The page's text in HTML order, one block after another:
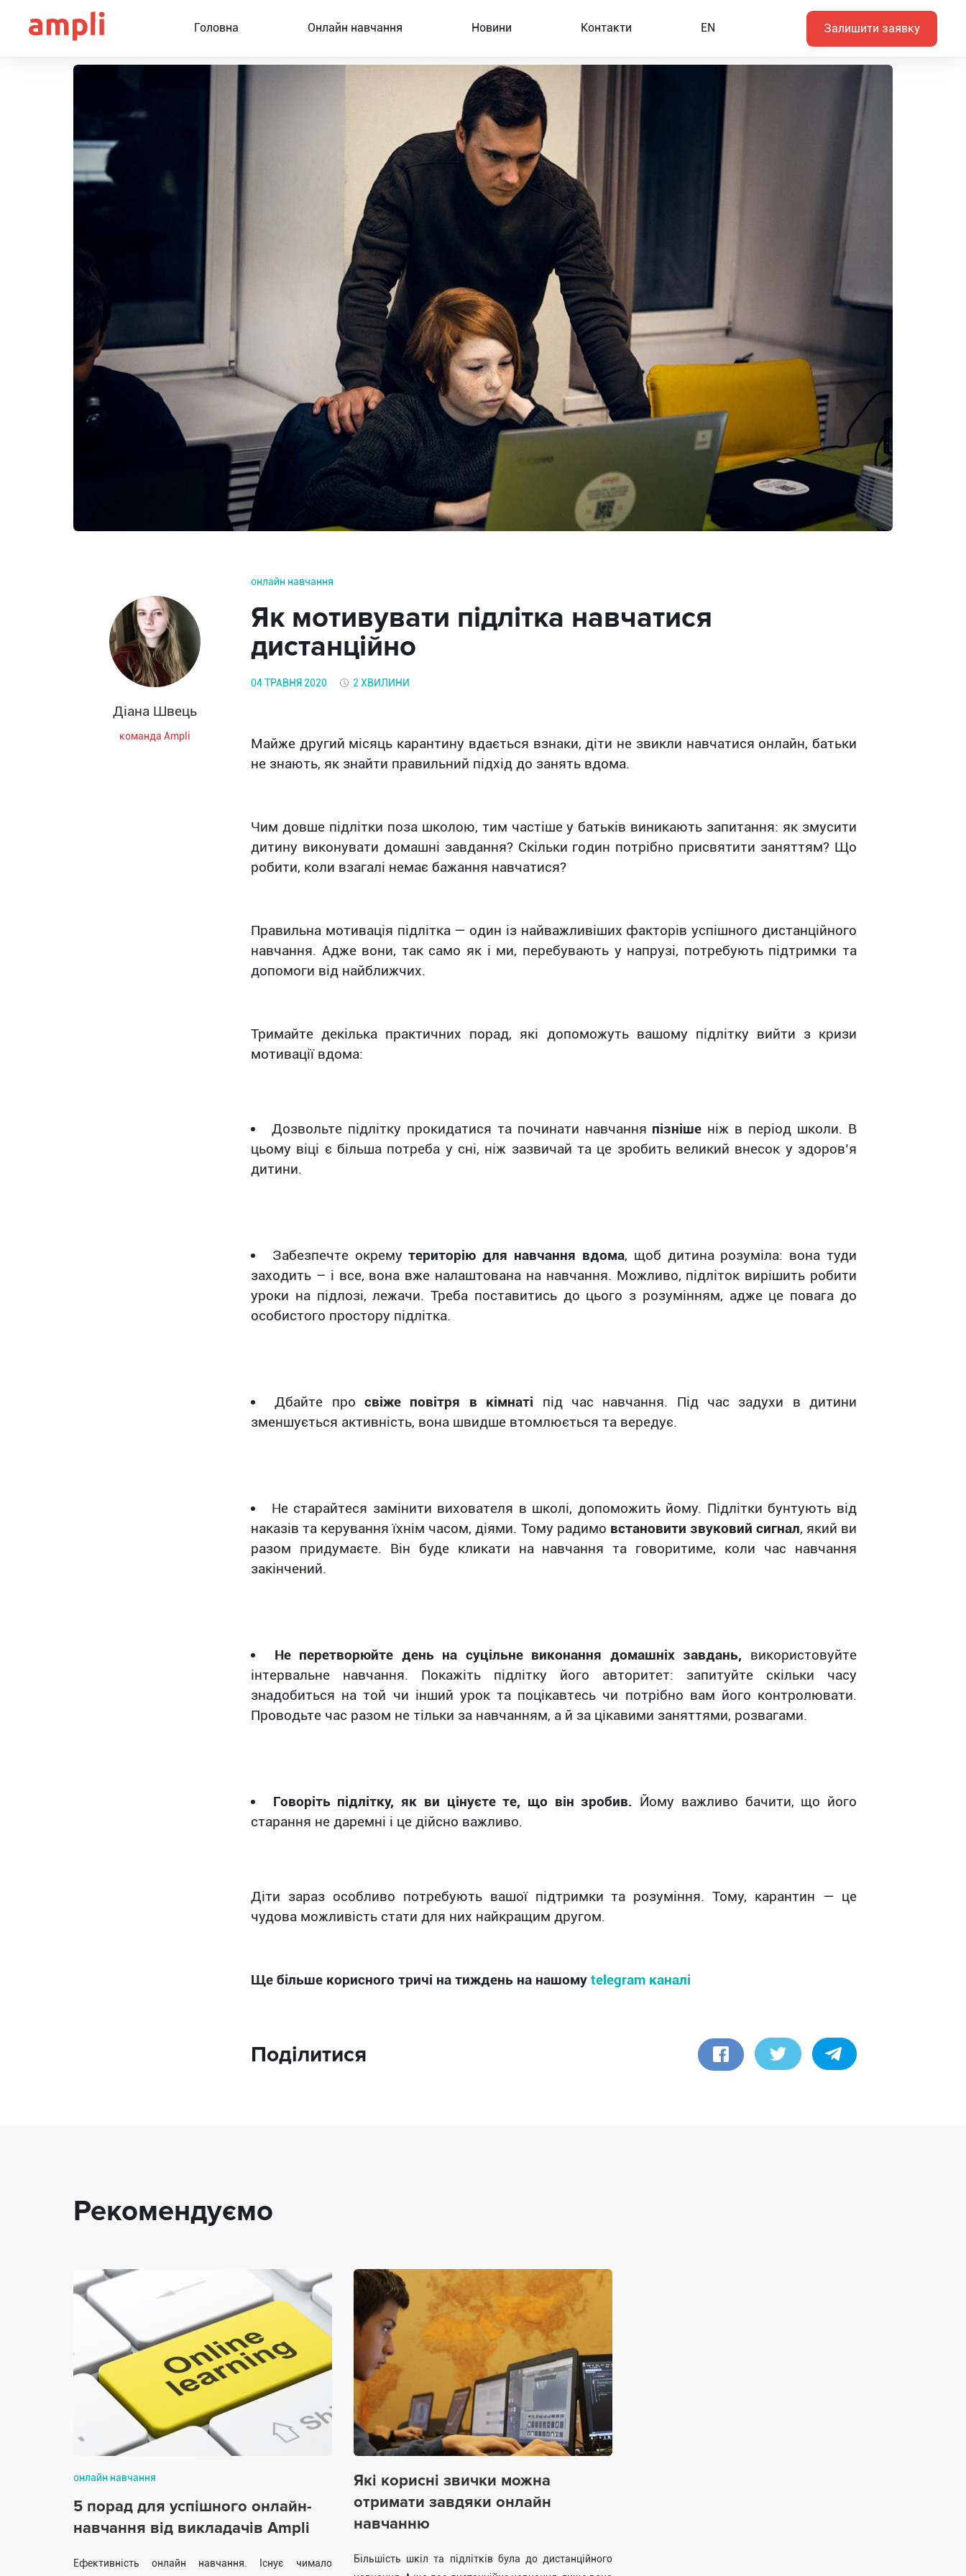
Головна Онлайн навчання Новини Контакти EN Залишити заявку
Діана Швець
команда Ampli
онлайн навчання
Як мотивувати підлітка навчатися
дистанційно
04 ТРАВНЯ 2020 2 ХВИЛИНИ
Майже другий місяць карантину вдається взнаки, діти не звикли навчатися онлайн, батьки
не знають, як знайти правильний підхід до занять вдома.
Чим довше підлітки поза школою, тим частіше у батьків виникають запитання: як змусити
дитину виконувати домашні завдання? Скільки годин потрібно присвятити заняттям? Що
робити, коли взагалі немає бажання навчатися?
Правильна мотивація підлітка — один із найважливіших факторів успішного дистанційного
навчання. Адже вони, так само як і ми, перебувають у напрузі, потребують підтримки та
допомоги від найближчих.
Тримайте декілька практичних порад, які допоможуть вашому підлітку вийти з кризи
мотивації вдома:
Дозвольте підлітку прокидатися та починати навчання пізніше ніж в період школи. В
цьому віці є більша потреба у сні, ніж зазвичай та це зробить великий внесок у здоров’я
дитини.
Забезпечте окремутериторію для навчання вдома, щоб дитина розуміла: вона туди
заходить – і все, вона вже налаштована на навчання. Можливо, підліток вирішить робити
уроки на підлозі, лежачи. Треба поставитись до цього з розумінням, адже це повага до
особистого простору підлітка.
Дбайте просвіже повітря в кімнаті під час навчання. Під час задухи в дитини
зменшується активність, вона швидше втомлюється та вередує.
Не старайтеся замінити вихователя в школі, допоможить йому. Підлітки бунтують від
наказів та керування їхнім часом, діями. Тому радимо встановити звуковий сигнал, який ви
разом придумаєте. Він буде кликати на навчання та говоритиме, коли час навчання
закінчений.
Не перетворюйте день на суцільне виконання домашніх завдань, використовуйте
інтервальне навчання. Покажіть підлітку його авторитет: запитуйте скільки часу
знадобиться на той чи інший урок та поцікавтесь чи потрібно вам його контролювати.
Проводьте час разом не тільки за навчанням, а й за цікавими заняттями, розвагами.
Говоріть підлітку, як ви цінуєте те, що він зробив. Йому важливо бачити, що його
старання не даремні і це дійсно важливо.
Діти зараз особливо потребують вашої підтримки та розуміння. Тому, карантин — це
чудова можливість стати для них найкращим другом.
Ще більше корисного тричі на тиждень на нашому telegram каналі
Поділитися
Рекомендуємо
онлайн навчання
5 порад для успішного онлайн-
навчання від викладачів Ampli
Ефективність онлайн навчання. Існує чимало
Які корисні звички можна
отримати завдяки онлайн
навчанню
Більшість шкіл та підлітків була до дистанційного